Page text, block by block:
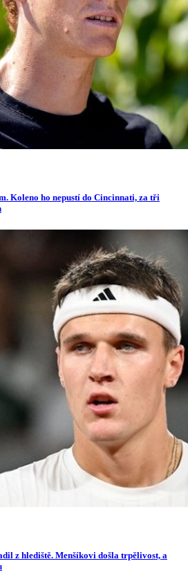
Koleno ho nepustí do Cincinnati, za tři
z hlediště. Menšíkovi došla trpělivost, a